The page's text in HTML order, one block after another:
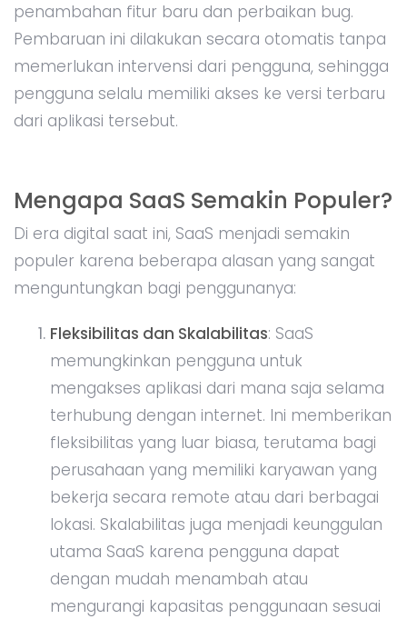
penambahan fitur baru dan perbaikan bug.
Pembaruan ini dilakukan secara otomatis tanpa
memerlukan intervensi dari pengguna, sehingga
pengguna selalu memiliki akses ke versi terbaru
dari aplikasi tersebut.
Mengapa SaaS Semakin Populer?
Di era digital saat ini, SaaS menjadi semakin
populer karena beberapa alasan yang sangat
menguntungkan bagi penggunanya:
Fleksibilitas dan Skalabilitas: SaaS
memungkinkan pengguna untuk
mengakses aplikasi dari mana saja selama
terhubung dengan internet. Ini memberikan
fleksibilitas yang luar biasa, terutama bagi
perusahaan yang memiliki karyawan yang
bekerja secara remote atau dari berbagai
lokasi. Skalabilitas juga menjadi keunggulan
utama SaaS karena pengguna dapat
dengan mudah menambah atau
mengurangi kapasitas penggunaan sesuai